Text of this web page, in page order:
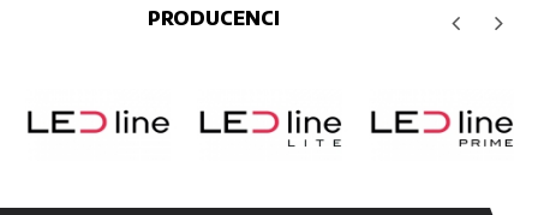
PRODUCENCI